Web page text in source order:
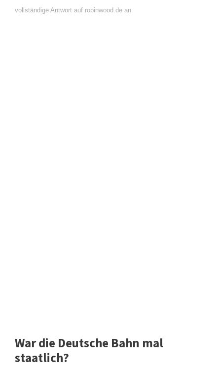
vollständige Antwort auf robinwood.de an
War die Deutsche Bahn mal
staatlich?